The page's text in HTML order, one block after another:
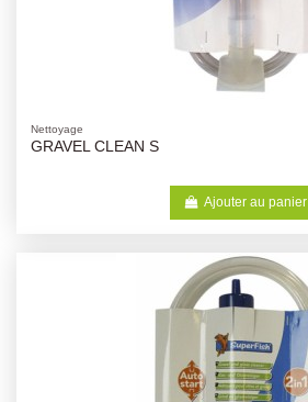
Nettoyage
GRAVEL CLEAN S
Ajouter au panier